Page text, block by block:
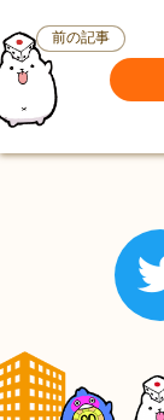
前の記事